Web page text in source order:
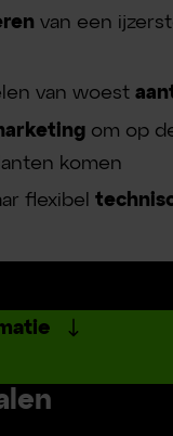
van een
van woest
om op
komen
flexibel